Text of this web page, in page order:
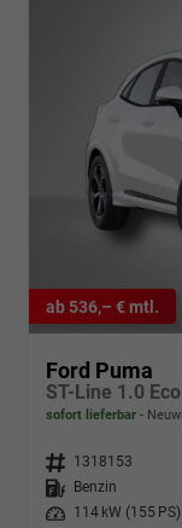
ab 536,– € mtl.
Ford Puma
ST-Line 1.0
sofort lieferbar
Fahrzeugnr. 1318153
Kraftstoff
Benzin
Leistung
114 kW (155 PS)